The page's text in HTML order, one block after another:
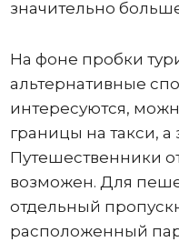
значительно
На фоне пробки
альтернативные
интересуются,
границы на такси,
Путешественники
возможен. Для
отдельный
расположенный